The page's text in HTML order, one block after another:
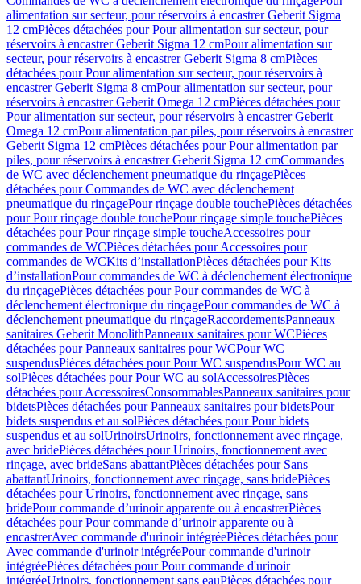
alimentation sur secteur, pour réservoirs à encastrer Geberit Sigma
12 cmPièces détachées pour Pour alimentation sur secteur, pour
réservoirs à encastrer Geberit Sigma 12 cmPour alimentation sur
secteur, pour réservoirs à encastrer Geberit Sigma 8 cmPièces
détachées pour Pour alimentation sur secteur, pour réservoirs à
encastrer Geberit Sigma 8 cmPour alimentation sur secteur, pour
réservoirs à encastrer Geberit Omega 12 cmPièces détachées pour
Pour alimentation sur secteur, pour réservoirs à encastrer Geberit
Omega 12 cmPour alimentation par piles, pour réservoirs à encastrer
Geberit Sigma 12 cmPièces détachées pour Pour alimentation par
piles, pour réservoirs à encastrer Geberit Sigma 12 cmCommandes
de WC avec déclenchement pneumatique du rinçagePièces
détachées pour Commandes de WC avec déclenchement
pneumatique du rinçagePour rinçage double touchePièces détachées
pour Pour rinçage double touchePour rinçage simple touchePièces
détachées pour Pour rinçage simple toucheAccessoires pour
commandes de WCPièces détachées pour Accessoires pour
commandes de WCKits d’installationPièces détachées pour Kits
d’installationPour commandes de WC à déclenchement électronique
du rinçagePièces détachées pour Pour commandes de WC à
déclenchement électronique du rinçagePour commandes de WC à
déclenchement pneumatique du rinçageRaccordementsPanneaux
sanitaires Geberit MonolithPanneaux sanitaires pour WCPièces
détachées pour Panneaux sanitaires pour WCPour WC
suspendusPièces détachées pour Pour WC suspendusPour WC au
solPièces détachées pour Pour WC au solAccessoiresPièces
détachées pour AccessoiresConsommablesPanneaux sanitaires pour
bidetsPièces détachées pour Panneaux sanitaires pour bidetsPour
bidets suspendus et au solPièces détachées pour Pour bidets
suspendus et au solUrinoirsUrinoirs, fonctionnement avec rinçage,
avec bridePièces détachées pour Urinoirs, fonctionnement avec
rinçage, avec brideSans abattantPièces détachées pour Sans
abattantUrinoirs, fonctionnement avec rinçage, sans bridePièces
détachées pour Urinoirs, fonctionnement avec rinçage, sans
bridePour commande d’urinoir apparente ou à encastrerPièces
détachées pour Pour commande d’urinoir apparente ou à
encastrerAvec commande d'urinoir intégréePièces détachées pour
Avec commande d'urinoir intégréePour commande d'urinoir
intégréePièces détachées pour Pour commande d'urinoir
intégréeUrinoirs, fonctionnement sans eauPièces détachées pour